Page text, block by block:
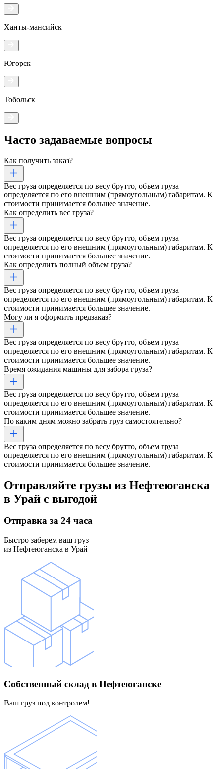
Ханты-мансийск
Югорск
Тобольск
Часто задаваемые вопросы
Как получить заказ?
Вес груза определяется по весу брутто, объем груза
определяется по его внешним (прямоугольным) габаритам. К
стоимости принимается большее значение.
Как определить вес груза?
Вес груза определяется по весу брутто, объем груза
определяется по его внешним (прямоугольным) габаритам. К
стоимости принимается большее значение.
Как определить полный объем груза?
Вес груза определяется по весу брутто, объем груза
определяется по его внешним (прямоугольным) габаритам. К
стоимости принимается большее значение.
Могу ли я оформить предзаказ?
Вес груза определяется по весу брутто, объем груза
определяется по его внешним (прямоугольным) габаритам. К
стоимости принимается большее значение.
Время ожидания машины для забора груза?
Вес груза определяется по весу брутто, объем груза
определяется по его внешним (прямоугольным) габаритам. К
стоимости принимается большее значение.
По каким дням можно забрать груз самостоятельно?
Вес груза определяется по весу брутто, объем груза
определяется по его внешним (прямоугольным) габаритам. К
стоимости принимается большее значение.
Отправляйте грузы из Нефтеюганска
в Урай с выгодой
Отправка за 24 часа
Быстро заберем ваш груз
из Нефтеюганска в Урай
Собственный склад в Нефтеюганске
Ваш груз под контролем!